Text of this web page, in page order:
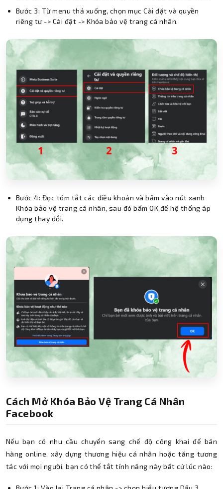
Bước 3: Từ menu thả xuống, chọn mục Cài đặt và quyền
riêng tư -> Cài đặt -> Khóa bảo vệ trang cá nhân.
Bước 4: Đọc tóm tắt các điều khoản và bấm vào nút xanh
Khóa bảo vệ trang cá nhân, sau đó bấm OK để hệ thống áp
dụng thay đổi.
Cách Mở Khóa Bảo Vệ Trang Cá Nhân
Facebook
Nếu bạn có nhu cầu chuyển sang chế độ công khai để bán
hàng online, xây dựng thương hiệu cá nhân hoặc tăng tương
tác với mọi người, bạn có thể tắt tính năng này bất cứ lúc nào: